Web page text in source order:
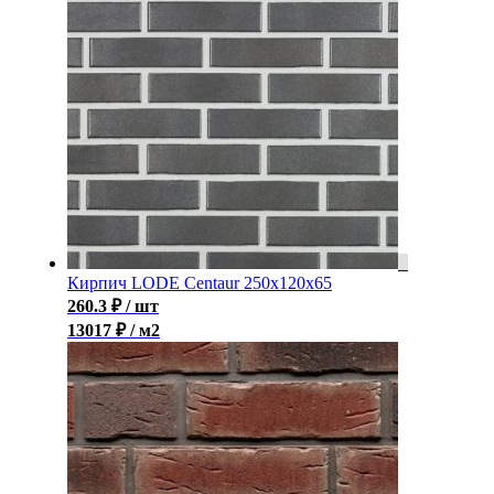
Кирпич LODE Centaur 250x120x65
260.3 ₽ / шт
13017 ₽ / м2